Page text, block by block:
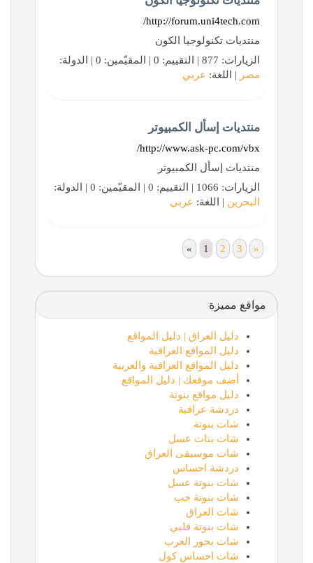
http://forum.uni4tech.com/
منتديات تكنولوجيا الكون
الزيارات: 877 | التقييم: 0 | المقيّمين: 0 | الدولة:
مصر | اللغة: عربي
منتديات إسأل الكمبيوتر
http://www.ask-pc.com/vbx/
منتديات إسأل الكمبيوتر
الزيارات: 1066 | التقييم: 0 | المقيّمين: 0 | الدولة:
البحرين | اللغة: عربي
« 1 2 3 »
مواقع مميزة
دليل العراق | دليل المواقع
دليل المواقع العراقية
دليل المواقع العراقية والعربية
أضف موقعك | دليل المواقع
دليل مواقع بنوتة
دردشة عراقية
شات بنوتة
شات بنات عسل
شات موسيقى العراق
دردشة احساس
شات بنوتة عسل
شات بنوتة حب
شات العراق
شات بنوتة قلبي
شات بحور العرب
شات احساس كول